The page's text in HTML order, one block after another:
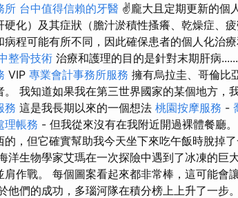
所 台中值得信賴的牙醫 ✌龐大且定期更新的個
硬化）及其症狀（膽汁淤積性搔癢、乾燥症、
病程可能有所不同，因此確保患者的個人化治
整骨技術 治療和護理的目的是針對末期肝病......
VIP 專業會計事務所服務 擁有烏拉圭、哥倫比
。 我知道如果我在第三世界國家的某個地方，
務 這是我長期以來的一個想法 桃園按摩服務 -
理帳務 - 但我從來沒有在我附近開過裸體餐廳。
的，但它確實幫助我今天坐下來吃午飯時脫掉
洋生物學家艾瑪在一次探險中遇到了冰凍的巨
肩作戰。 每個圖案看起來都非常棒，這可能會
他們的成功，多瑙河隊在積分榜上上升了一步。